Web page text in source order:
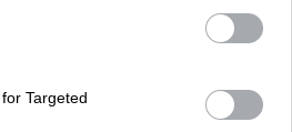
Targeted